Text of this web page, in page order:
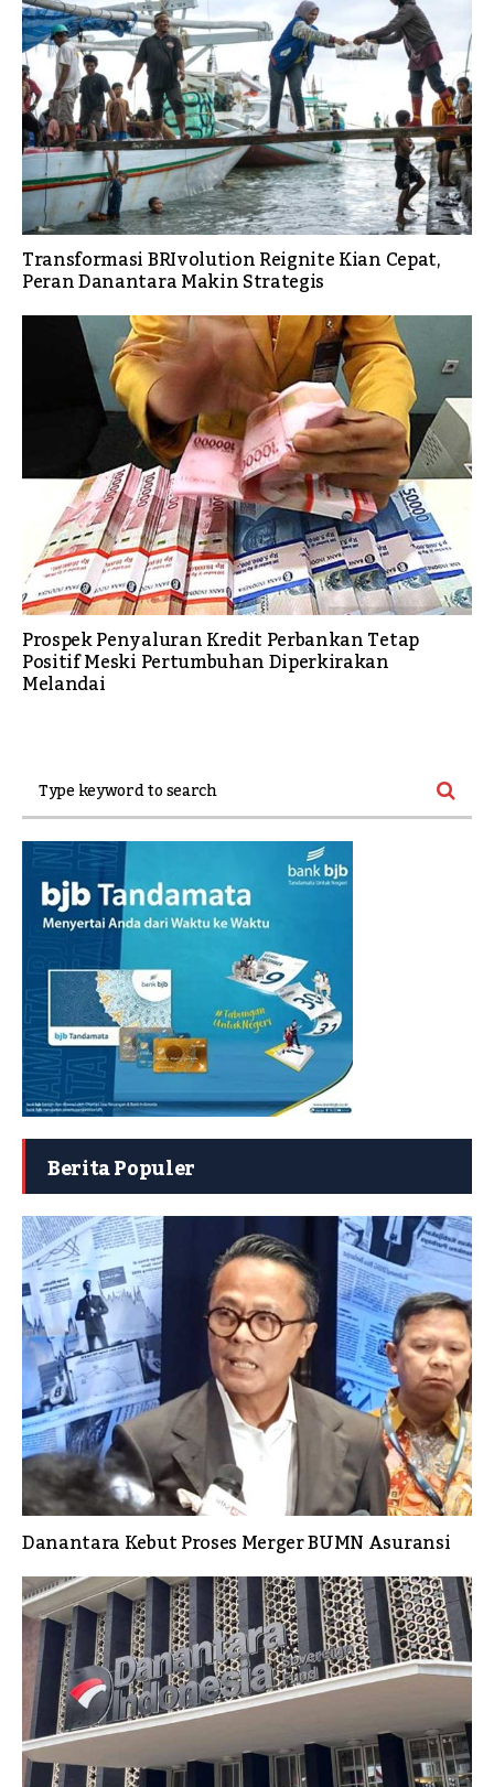
Transformasi BRIvolution Reignite Kian Cepat,
Peran Danantara Makin Strategis
Prospek Penyaluran Kredit Perbankan Tetap
Positif Meski Pertumbuhan Diperkirakan
Melandai
Berita Populer
Danantara Kebut Proses Merger BUMN Asuransi